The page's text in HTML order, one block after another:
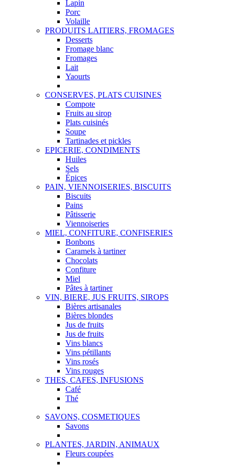
Lapin
Porc
Volaille
PRODUITS LAITIERS, FROMAGES
Desserts
Fromage blanc
Fromages
Lait
Yaourts
CONSERVES, PLATS CUISINES
Compote
Fruits au sirop
Plats cuisinés
Soupe
Tartinades et pickles
EPICERIE, CONDIMENTS
Huiles
Sels
Épices
PAIN, VIENNOISERIES, BISCUITS
Biscuits
Pains
Pâtisserie
Viennoiseries
MIEL, CONFITURE, CONFISERIES
Bonbons
Caramels à tartiner
Chocolats
Confiture
Miel
Pâtes à tartiner
VIN, BIERE, JUS FRUITS, SIROPS
Bières artisanales
Bières blondes
Jus de fruits
Jus de fruits
Vins blancs
Vins pétillants
Vins rosés
Vins rouges
THES, CAFES, INFUSIONS
Café
Thé
SAVONS, COSMETIQUES
Savons
PLANTES, JARDIN, ANIMAUX
Fleurs coupées